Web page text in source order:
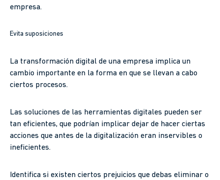
empresa.
Evita suposiciones
La transformación digital de una empresa implica un
cambio importante en la forma en que se llevan a cabo
ciertos procesos.
Las soluciones de las herramientas digitales pueden ser
tan eficientes, que podrían implicar dejar de hacer ciertas
acciones que antes de la digitalización eran inservibles o
ineficientes.
Identifica si existen ciertos prejuicios que debas eliminar o